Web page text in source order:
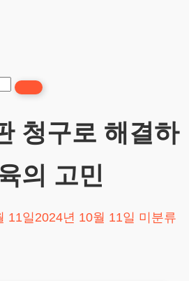
청구로 해결하
의 고민
11일2024년 10월 11일 미분류